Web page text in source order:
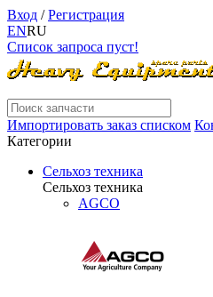
Вход /Регистрация
ENRU
Список запроса пуст!
Импортировать заказ списком
Категории
Сельхоз техника
Сельхоз техника
AGCO